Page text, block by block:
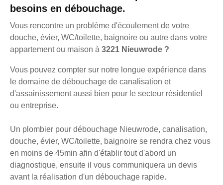
besoins en débouchage.
Vous rencontre un problème d'écoulement de votre
douche, évier, WC/toilette, baignoire ou autre dans votre
appartement ou maison à 3221 Nieuwrode ?
Vous pouvez compter sur notre longue expérience dans
le domaine de débouchage de canalisation et
d'assainissement aussi bien pour le secteur résidentiel
ou entreprise.
Un plombier pour débouchage Nieuwrode, canalisation,
douche, évier, WC/toilette, baignoire se rendra chez vous
en moins de 45min afin d'établir tout d'abord un
diagnostique, ensuite il vous communiquera un devis
avant la réalisation d'un débouchage rapide.